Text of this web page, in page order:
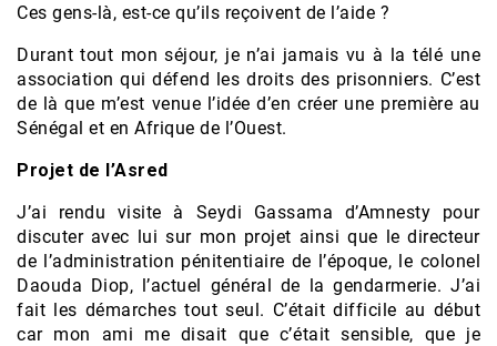
Ces gens-là, est-ce qu’ils reçoivent de l’aide ?
Durant tout mon séjour, je n’ai jamais vu à la télé une
association qui défend les droits des prisonniers. C’est
de là que m’est venue l’idée d’en créer une première au
Sénégal et en Afrique de l’Ouest.
Projet de l’Asred
J’ai rendu visite à Seydi Gassama d’Amnesty pour
discuter avec lui sur mon projet ainsi que le directeur
de l’administration pénitentiaire de l’époque, le colonel
Daouda Diop, l’actuel général de la gendarmerie. J’ai
fait les démarches tout seul. C’était difficile au début
car mon ami me disait que c’était sensible, que je